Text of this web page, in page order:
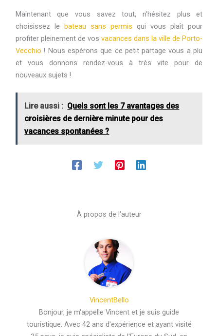
Maintenant que vous savez tout, n’hésitez plus et
choisissez le bateau sans permis qui vous plaît pour
profiter pleinement de vos vacances dans la ville de Porto-
Vecchio ! Nous espérons que ce petit partage vous a plu
et vous donnons rendez-vous à très vite pour de
nouveaux sujets !
Lire aussi : Quels sont les 7 avantages des
croisières de dernière minute pour des
vacances spontanées ?
À propos de l'auteur
VincentBello
Bonjour, je m'appelle Vincent et je suis guide
touristique. Avec 42 ans d'expérience et ayant visité